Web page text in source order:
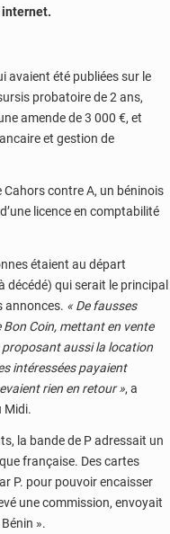
internet.
avaient été publiées sur le
probatoire de 2 ans,
amende de 3 000 €, et
et gestion de
contre A, un béninois
licence en comptabilité
étaient au départ
décédé) qui serait le principal
annonces. « De fausses
Coin, mettant en vente
aussi la location
intéressées payaient
rien en retour », a
Midi.
la bande de P adressait un
française. Des cartes
P. pour pouvoir encaisser
une commission, envoyait
».